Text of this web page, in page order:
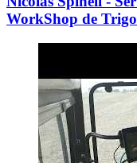
WorkShop de